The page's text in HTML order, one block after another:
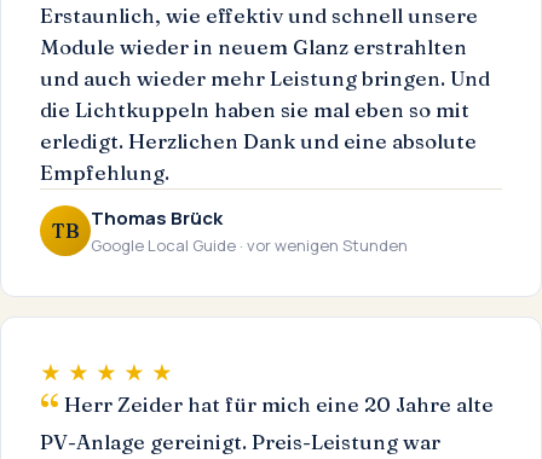
Erstaunlich, wie effektiv und schnell unsere
Module wieder in neuem Glanz erstrahlten
und auch wieder mehr Leistung bringen. Und
die Lichtkuppeln haben sie mal eben so mit
erledigt. Herzlichen Dank und eine absolute
Empfehlung.
TB Thomas Brück
Google Local Guide · vor wenigen Stunden
★ ★ ★ ★ ★
Herr Zeider hat für mich eine 20 Jahre alte
PV-Anlage gereinigt. Preis-Leistung war